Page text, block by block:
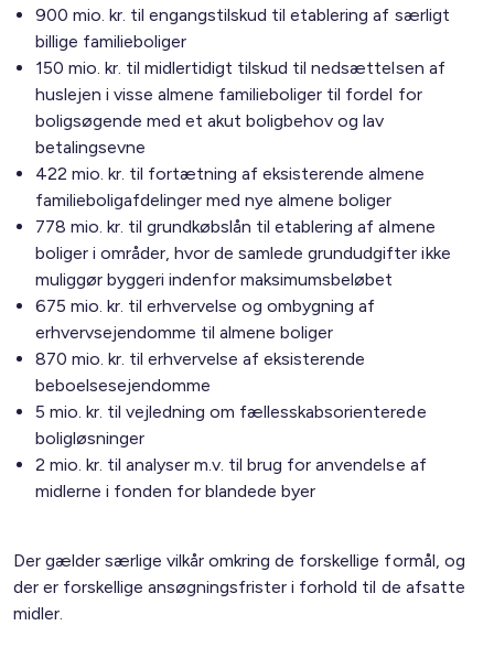
900 mio. kr. til engangstilskud til etablering af særligt
billige familieboliger
150 mio. kr. til midlertidigt tilskud til nedsættelsen af
huslejen i visse almene familieboliger til fordel for
boligsøgende med et akut boligbehov og lav
betalingsevne
422 mio. kr. til fortætning af eksisterende almene
familieboligafdelinger med nye almene boliger
778 mio. kr. til grundkøbslån til etablering af almene
boliger i områder, hvor de samlede grundudgifter ikke
muliggør byggeri indenfor maksimumsbeløbet
675 mio. kr. til erhvervelse og ombygning af
erhvervsejendomme til almene boliger
870 mio. kr. til erhvervelse af eksisterende
beboelsesejendomme
5 mio. kr. til vejledning om fællesskabsorienterede
boligløsninger
2 mio. kr. til analyser m.v. til brug for anvendelse af
midlerne i fonden for blandede byer
Der gælder særlige vilkår omkring de forskellige formål, og
der er forskellige ansøgningsfrister i forhold til de afsatte
midler.